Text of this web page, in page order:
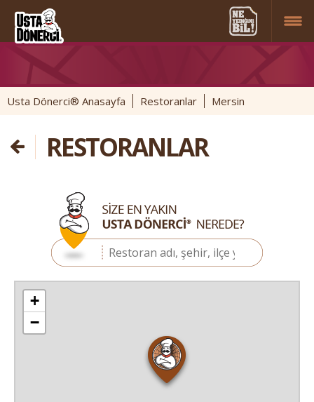
Usta Dönerci® Anasayfa Restoranlar Mersin
RESTORANLAR
+
−